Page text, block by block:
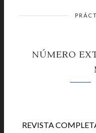
NÚMERO
REVISTA